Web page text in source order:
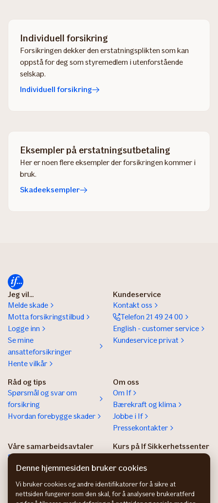
Individuell forsikring
Forsikringen dekker den erstatningsplikten som kan
oppstå for deg som styremedlem i utenforstående
selskap.
Individuell forsikring
Eksempler på erstatningsutbetaling
Her er noen flere eksempler der forsikringen kommer i
bruk.
Skadeeksempler
Jeg vil...
Melde skade
Motta forsikringstilbud
Logge inn
Se mine
ansatteforsikringer
Hente vilkår
Kundeservice
Kontakt oss
Telefon 21 49 24 00
English - customer service
Kundeservice privat
Råd og tips
Spørsmål og svar om
forsikring
Hvordan forebygge skader
Om oss
Om If
Bærekraft og klima
Jobbe i If
Pressekontakter
Våre samarbeidsavtaler
Samarbeidsavtaler
Agentregister
Kurs på If Sikkerhetssenter
Insurance Product
Information
Denne hjemmesiden bruker cookies
Vi bruker cookies og andre identifikatorer for å sikre at
nettsiden fungerer som den skal, for å analysere brukeratferd